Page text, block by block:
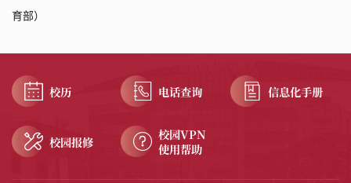
育部）
校历 电话查询 信息化手册
校园报修
校园VPN
使用帮助